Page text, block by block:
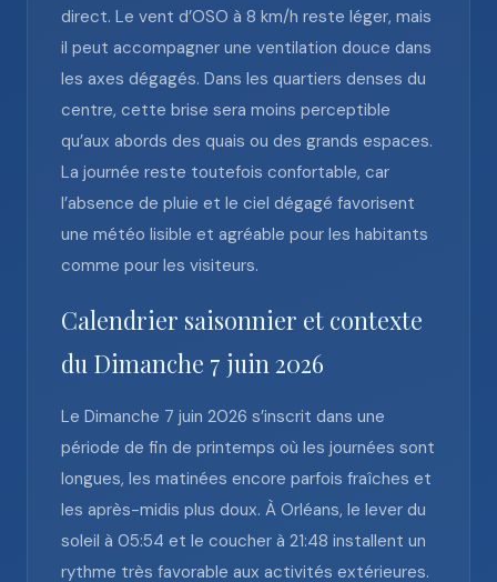
direct. Le vent d’OSO à 8 km/h reste léger, mais
il peut accompagner une ventilation douce dans
les axes dégagés. Dans les quartiers denses du
centre, cette brise sera moins perceptible
qu’aux abords des quais ou des grands espaces.
La journée reste toutefois confortable, car
l’absence de pluie et le ciel dégagé favorisent
une météo lisible et agréable pour les habitants
comme pour les visiteurs.
Calendrier saisonnier et contexte
du Dimanche 7 juin 2026
Le Dimanche 7 juin 2026 s’inscrit dans une
période de fin de printemps où les journées sont
longues, les matinées encore parfois fraîches et
les après-midis plus doux. À Orléans, le lever du
soleil à 05:54 et le coucher à 21:48 installent un
rythme très favorable aux activités extérieures.